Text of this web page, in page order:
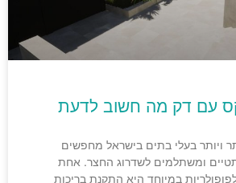
עם דק מה חשוב לדעת
ויותר בעלי בתים בישראל מחפשים
ומשתלמים לשדרוג החצר. אחת
במיוחד היא התקנת בריכות